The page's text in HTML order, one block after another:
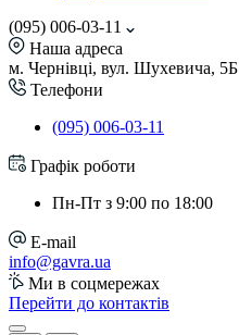
(095) 006-03-11
Наша адреса
м. Чернівці, вул. Шухевича, 5Б
Телефони
(095) 006-03-11
Графік роботи
Пн-Пт з 9:00 по 18:00
E-mail
info@gavra.ua
Ми в соцмережах
Перейти до контактів